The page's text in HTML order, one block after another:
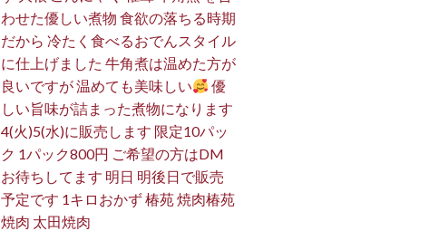
わせた優しい煮物 食欲の落ちる時期
だから 冷たく食べるおでんスタイル
に仕上げました 牛角煮は温めた方が
良いですが 温めても美味しい
優
しい旨味が詰まった煮物になります
4(火)5(水)に販売します 限定10パッ
ク 1パック800円 ご希望の方はDM
お待ちしてます 明日 明後日で販売
予定です 1キロおかず 椿苑 焼肉椿苑
焼肉 太田焼肉